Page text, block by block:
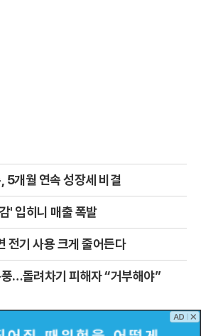
5개월 연속 성장세 비결
' 입히니 매출 폭발
전기 사용 크게 줄어든다
…돌려차기 피해자 “거부해야”